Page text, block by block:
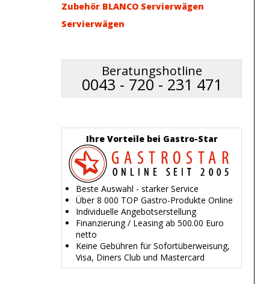
Zubehör BLANCO Servierwägen
Servierwägen
Beratungshotline
0043 - 720 - 231 471
Ihre Vorteile bei Gastro-Star
Beste Auswahl - starker Service
Über 8 000 TOP Gastro-Produkte Online
Individuelle Angebotserstellung
Finanzierung / Leasing ab 500.00 Euro
netto
Keine Gebühren für Sofortüberweisung,
Visa, Diners Club und Mastercard